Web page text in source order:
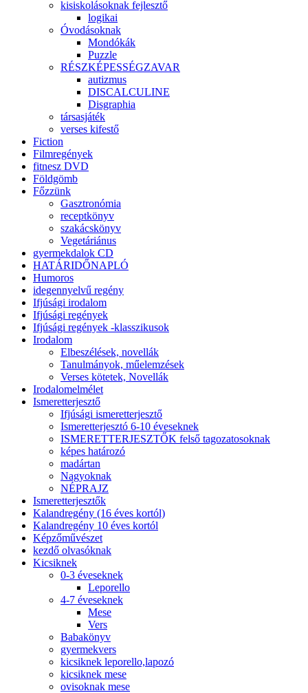
kisiskolásoknak fejlesztő
logikai
Óvodásoknak
Mondókák
Puzzle
RÉSZKÉPESSÉGZAVAR
autizmus
DISCALCULINE
Disgraphia
társasjáték
verses kifestő
Fiction
Filmregények
fitnesz DVD
Földgömb
Főzzünk
Gasztronómia
receptkönyv
szakácskönyv
Vegetáriánus
gyermekdalok CD
HATÁRIDŐNAPLÓ
Humoros
idegennyelvű regény
Ifjúsági irodalom
Ifjúsági regények
Ifjúsági regények -klasszikusok
Irodalom
Elbeszélések, novellák
Tanulmányok, műelemzések
Verses kötetek, Novellák
Irodalomelmélet
Ismeretterjesztő
Ifjúsági ismeretterjesztő
Ismeretterjesztó 6-10 éveseknek
ISMERETTERJESZTŐK felső tagozatosoknak
képes határozó
madártan
Nagyoknak
NÉPRAJZ
Ismeretterjesztők
Kalandregény (16 éves kortól)
Kalandregény 10 éves kortól
Képzőművészet
kezdő olvasóknak
Kicsiknek
0-3 éveseknek
Leporello
4-7 éveseknek
Mese
Vers
Babakönyv
gyermekvers
kicsiknek leporello,lapozó
kicsiknek mese
ovisoknak mese